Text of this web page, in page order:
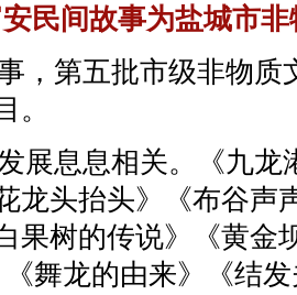
民间故事为盐城市
，第五批市级非物质
。
展息息相关。《九龙
龙头抬头》《布谷声
果树的传说》《黄金
《舞龙的由来》《结